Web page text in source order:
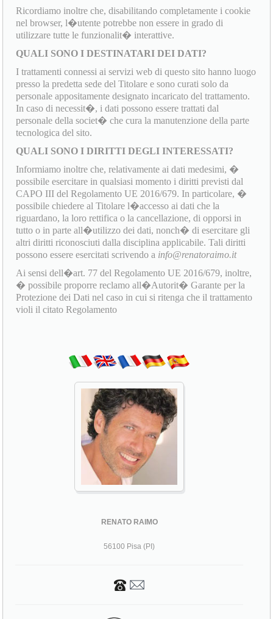
Ricordiamo inoltre che, disabilitando completamente i cookie
nel browser, l�utente potrebbe non essere in grado di
utilizzare tutte le funzionalit� interattive.
QUALI SONO I DESTINATARI DEI DATI?
I trattamenti connessi ai servizi web di questo sito hanno luogo
presso la predetta sede del Titolare e sono curati solo da
personale appositamente designato incaricato del trattamento.
In caso di necessit�, i dati possono essere trattati dal
personale della societ� che cura la manutenzione della parte
tecnologica del sito.
QUALI SONO I DIRITTI DEGLI INTERESSATI?
Informiamo inoltre che, relativamente ai dati medesimi, �
possibile esercitare in qualsiasi momento i diritti previsti dal
CAPO III del Regolamento UE 2016/679. In particolare, �
possibile chiedere al Titolare l�accesso ai dati che la
riguardano, la loro rettifica o la cancellazione, di opporsi in
tutto o in parte all�utilizzo dei dati, nonch� di esercitare gli
altri diritti riconosciuti dalla disciplina applicabile. Tali diritti
possono essere esercitati scrivendo a info@renatoraimo.it
Ai sensi dell�art. 77 del Regolamento UE 2016/679, inoltre,
� possibile proporre reclamo all�Autorit� Garante per la
Protezione dei Dati nel caso in cui si ritenga che il trattamento
violi il citato Regolamento
RENATO RAIMO
56100 Pisa (PI)